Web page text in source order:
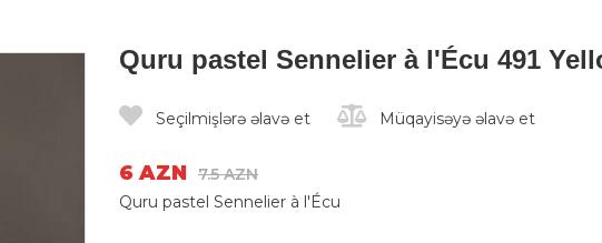
Quru pastel Sennelier à l'Écu 491
Seçilmişlərə əlavə et Müqayisəyə əlavə et
6 AZN 7.5 AZN
Quru pastel Sennelier à l'Écu